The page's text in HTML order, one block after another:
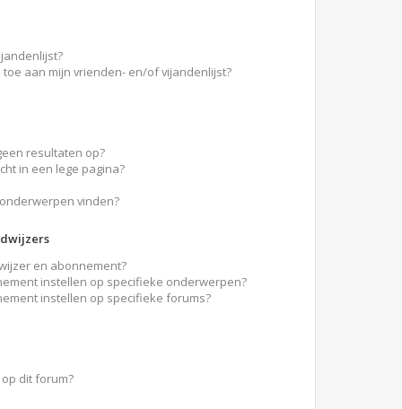
aan mijn vrienden- en/of vijandenlijst?
resultaten op?
in een lege pagina?
vinden?
en abonnement?
instellen op specifieke onderwerpen?
instellen op specifieke forums?
dit forum?